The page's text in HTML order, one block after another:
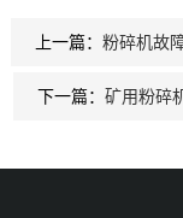
上一篇： 粉碎机故
下一篇： 矿用粉碎